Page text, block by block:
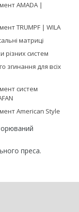
AMADA |
TRUMPF | WILA
матриці
різних систем
згинання для всіх
систем
American Style
преса.